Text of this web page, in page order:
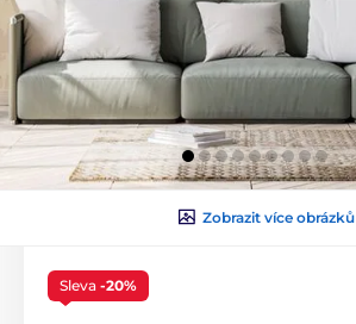
Zobrazit více obrázků
Sleva -20%